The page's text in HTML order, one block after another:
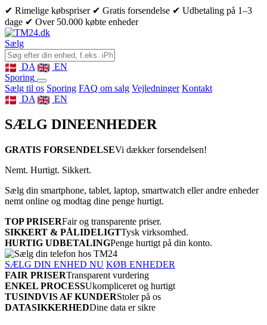
✔ Rimelige købspriser ✔ Gratis forsendelse ✔ Udbetaling på 1–3
dage ✔ Over 50.000 købte enheder
Sælg
DA
EN
Sporing
Sælg til os Sporing FAQ om salg Vejledninger Kontakt
DA
EN
SÆLG DINEENHEDER
GRATIS FORSENDELSEVi dækker forsendelsen!
Nemt. Hurtigt. Sikkert.
Sælg din smartphone, tablet, laptop, smartwatch eller andre enheder
nemt online og modtag dine penge hurtigt.
TOP PRISERFair og transparente priser.
SIKKERT & PÅLIDELIGTTysk virksomhed.
HURTIG UDBETALINGPenge hurtigt på din konto.
SÆLG DIN ENHED NU KØB ENHEDER
FAIR PRISERTransparent vurdering
ENKEL PROCESSUkompliceret og hurtigt
TUSINDVIS AF KUNDERStoler på os
DATASIKKERHEDDine data er sikre